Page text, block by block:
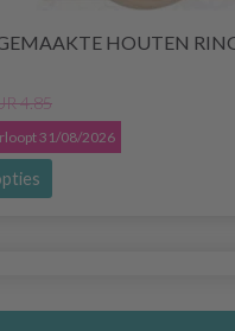
HOUTEN
4.85
31/08/2026